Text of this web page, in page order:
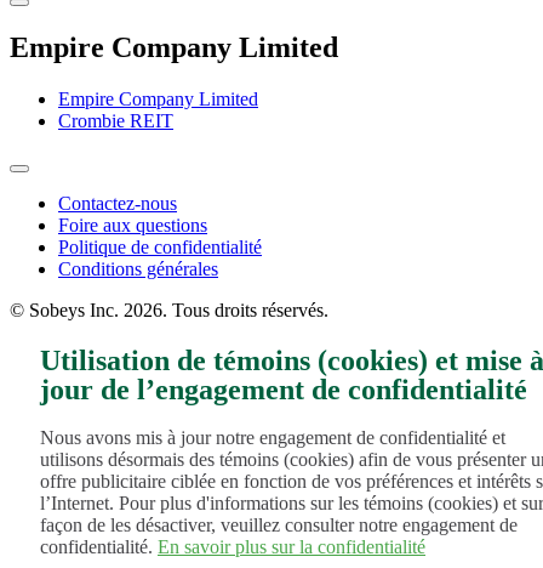
Empire Company Limited
Empire Company Limited
Crombie REIT
Footer
Menu
Contactez-nous
Foire aux questions
Politique de confidentialité
Conditions générales
© Sobeys Inc. 2026. Tous droits réservés.
Utilisation de témoins (cookies) et mise à
jour de l’engagement de confidentialité
Nous avons mis à jour notre engagement de confidentialité et
utilisons désormais des témoins (cookies) afin de vous présenter
offre publicitaire ciblée en fonction de vos préférences et intérêts
l’Internet. Pour plus d'informations sur les témoins (cookies) et
façon de les désactiver, veuillez consulter notre engagement de
confidentialité. En savoir plus sur la confidentialité